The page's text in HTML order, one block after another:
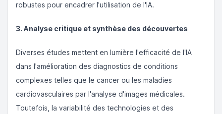
robustes pour encadrer l'utilisation de l'IA.
3. Analyse critique et synthèse des découvertes
Diverses études mettent en lumière l'efficacité de l'IA
dans l'amélioration des diagnostics de conditions
complexes telles que le cancer ou les maladies
cardiovasculaires par l'analyse d'images médicales.
Toutefois, la variabilité des technologies et des